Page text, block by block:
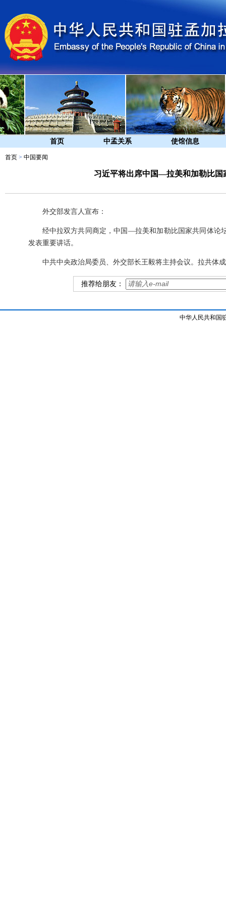
首页 中孟关系 使馆信息
首页 > 中国要闻
习近平将出席中国—拉美和加勒比国
外交部发言人宣布：
经中拉双方共同商定，中国—拉美和加勒比国家共同体论
发表重要讲话。
中共中央政治局委员、外交部长王毅将主持会议。拉共体
推荐给朋友：
中华人民共和国